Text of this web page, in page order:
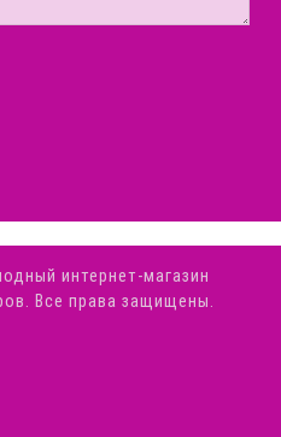
интернет-магазин
Все права защищены.